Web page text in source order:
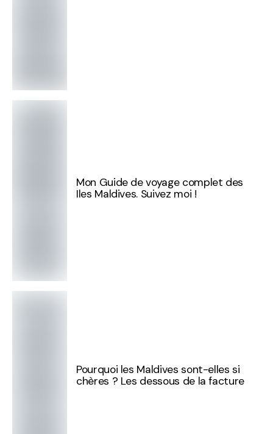
Mon Guide de voyage complet des
Iles Maldives. Suivez moi !
Pourquoi les Maldives sont-elles si
chères ? Les dessous de la facture